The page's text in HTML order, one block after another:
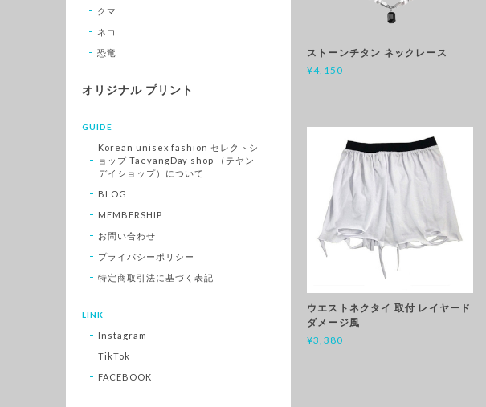
ストーンチタン ネックレース
¥4,150
ウエストネクタイ 取付 レイヤード
ダメージ風
¥3,380
クマ
ネコ
恐竜
オリジナル プリント
GUIDE
Korean unisex fashion セレクトシ
ョップ TaeyangDay shop （テヤン
デイショップ）について
BLOG
MEMBERSHIP
お問い合わせ
プライバシーポリシー
特定商取引法に基づく表記
LINK
Instagram
TikTok
FACEBOOK